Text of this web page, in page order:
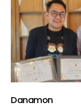
Danamon